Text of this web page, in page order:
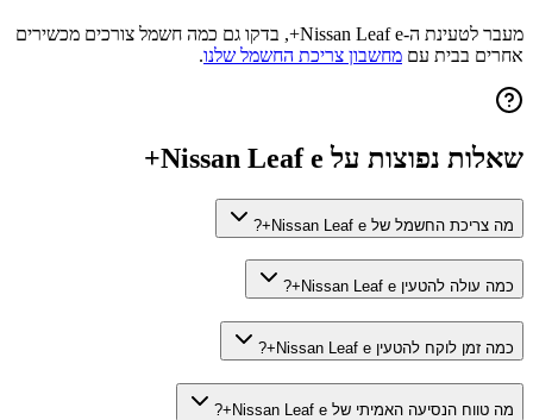
מעבר לטעינת ה-Nissan Leaf e+ , בדקו גם כמה חשמל צורכים מכשירים
אחרים בבית עם מחשבון צריכת החשמל שלנו.
שאלות נפוצות על Nissan Leaf e+
מה צריכת החשמל של Nissan Leaf e+?
כמה עולה להטעין Nissan Leaf e+?
כמה זמן לוקח להטעין Nissan Leaf e+?
מה טווח הנסיעה האמיתי של Nissan Leaf e+?